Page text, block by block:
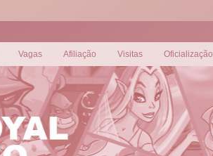
Vagas Afiliação Visitas Oficialização